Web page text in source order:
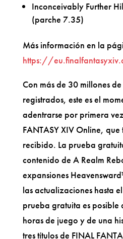
Inconceivably Further
(parche 7.35)
Más información en la
https://
Con más de 30 millones
registrados, este es el
adentrarse por primera
FANTASY XIV Online,
recibido. La prueba
contenido de A Realm
expansiones
las actualizaciones hasta
prueba gratuita es posible
horas de juego y de una
tres títulos de FINAL